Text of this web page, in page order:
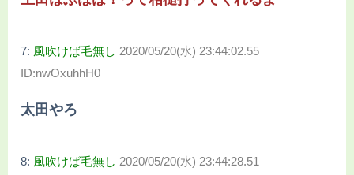
7: 風吹けば毛無し 2020/05/20(水) 23:44:02.55
ID:nwOxuhhH0
太田やろ
8: 風吹けば毛無し 2020/05/20(水) 23:44:28.51